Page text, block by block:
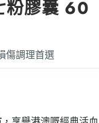
粉膠囊 60
傷調理首選